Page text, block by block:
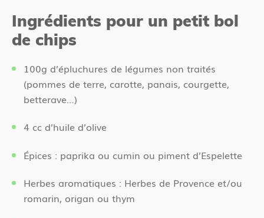
Ingrédients pour un petit bol
de chips
100g d’épluchures de légumes non traités
(pommes de terre, carotte, panais, courgette,
betterave…)
4 cc d’huile d’olive
Épices : paprika ou cumin ou piment d’Espelette
Herbes aromatiques : Herbes de Provence et/ou
romarin, origan ou thym